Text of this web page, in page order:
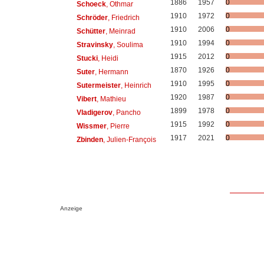
Schoeck, Othmar 1886 1957
0
Schröder, Friedrich 1910 1972
0
Schütter, Meinrad 1910 2006
0
Stravinsky, Soulima 1910 1994
0
Stucki, Heidi 1915 2012
0
Suter, Hermann 1870 1926
0
Sutermeister, Heinrich 1910 1995
0
Vibert, Mathieu 1920 1987
0
Vladigerov, Pancho 1899 1978
0
Wissmer, Pierre 1915 1992
0
Zbinden, Julien-François 1917 2021 0
Anzeige